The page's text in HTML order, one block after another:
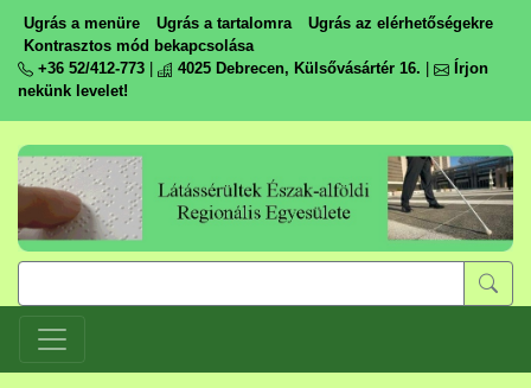
Ugrás a menüre Ugrás a tartalomra
Ugrás az elérhetőségekre
Kontrasztos mód bekapcsolása
+36 52/412-773
4025 Debrecen, Külsővásártér 16.
Írjon
nekünk levelet!